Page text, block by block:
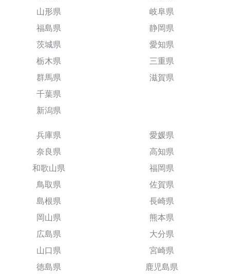
山形県
福島県
茨城県
栃木県
群馬県
千葉県
新潟県
岐阜県
静岡県
愛知県
三重県
滋賀県
兵庫県
奈良県
和歌山県
鳥取県
島根県
岡山県
広島県
山口県
徳島県
愛媛県
高知県
福岡県
佐賀県
長崎県
熊本県
大分県
宮崎県
鹿児島県